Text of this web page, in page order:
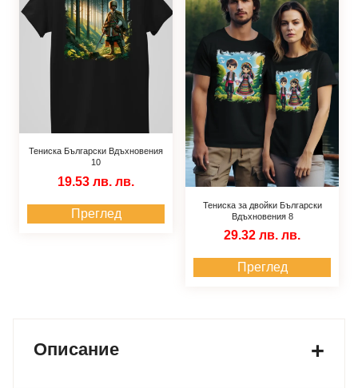
Тениска Български Вдъхновения
10
19.53 лв. лв.
Преглед
Тениска за двойки Български
Вдъхновения 8
29.32 лв. лв.
Преглед
Описание